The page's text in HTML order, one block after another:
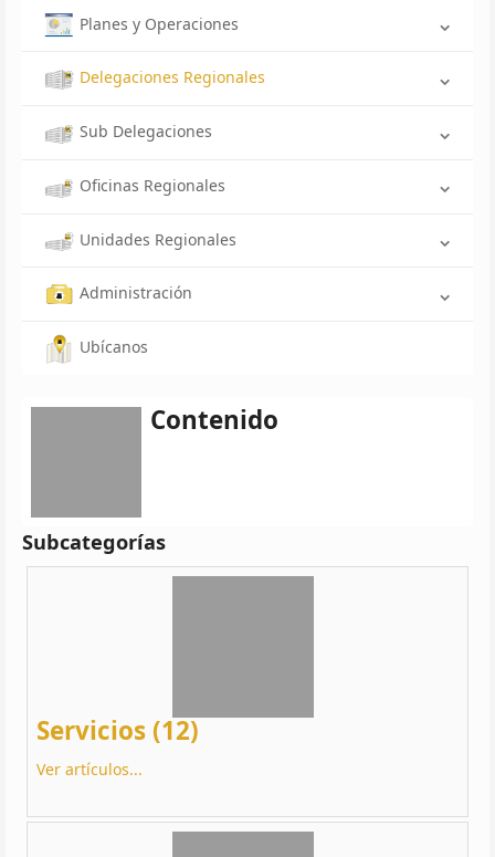
Planes y Operaciones
Delegaciones Regionales
Sub Delegaciones
Oficinas Regionales
Unidades Regionales
Administración
Ubícanos
Contenido
Subcategorías
Servicios (12)
Ver artículos...